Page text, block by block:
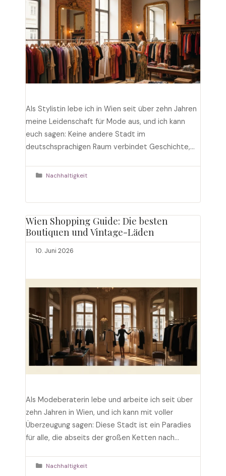
Als Stylistin lebe ich in Wien seit über zehn Jahren
meine Leidenschaft für Mode aus, und ich kann
euch sagen: Keine andere Stadt im
deutschsprachigen Raum verbindet Geschichte,
Bundeshauptstadt. Vintage Mode Wien ist längst
Kategorien
Nachhaltigkeit
Wien Shopping Guide: Die besten
Boutiquen und Vintage-Läden
10. Juni 2026
Als Modeberaterin lebe und arbeite ich seit über
zehn Jahren in Wien, und ich kann mit voller
Überzeugung sagen: Diese Stadt ist ein Paradies
für alle, die abseits der großen Ketten nach
bedeutet für mich nicht nur die bekannte
Kategorien
Nachhaltigkeit